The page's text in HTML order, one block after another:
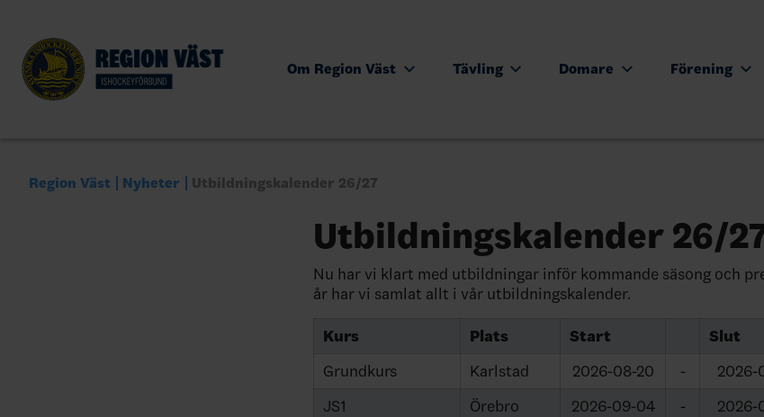
Om Region Väst Tävling Domare Förening
Region Väst Nyheter Utbildningskalender 26/27
Utbildningskalender 26/
Nu har vi klart med utbildningar inför kommande säsong och
år har vi samlat allt i vår utbildningskalender.
Kurs Plats Start Slut
Grundkurs
Karlstad 2026-08-20 - 2026-
JS1
Örebro 2026-09-04 - 2026-